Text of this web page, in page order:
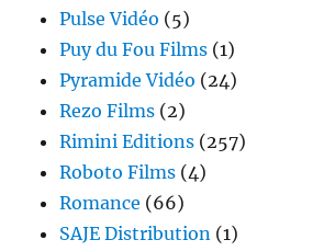
Pulse Vidéo (5)
Puy du Fou Films (1)
Pyramide Vidéo (24)
Rezo Films (2)
Rimini Editions (257)
Roboto Films (4)
Romance (66)
SAJE Distribution (1)